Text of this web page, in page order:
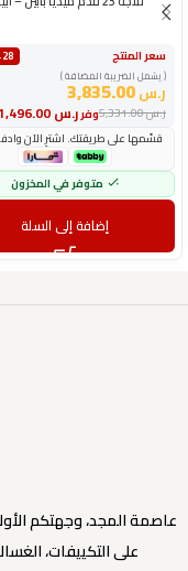
سعر المنتج
٪28
( يشمل الضريبة المضافة )
ر.س3,835.00
وفرر.س ر.س5,331.00
قسّمها على طريقتك. اشترِ الآن
متوفر في المخزون
إضافة إلى السلة
عاصمة المجد، وجهتكم
على التكييفات،